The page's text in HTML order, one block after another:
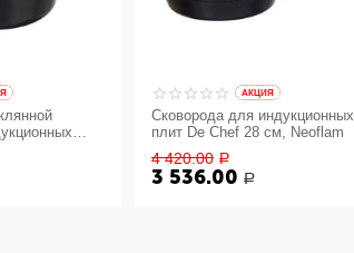
24 см,
AКЦИЯ
Сковорода для индукционных
плит De Chef 28 см, Neoflam
4 420.00 Р
3 536.00 Р